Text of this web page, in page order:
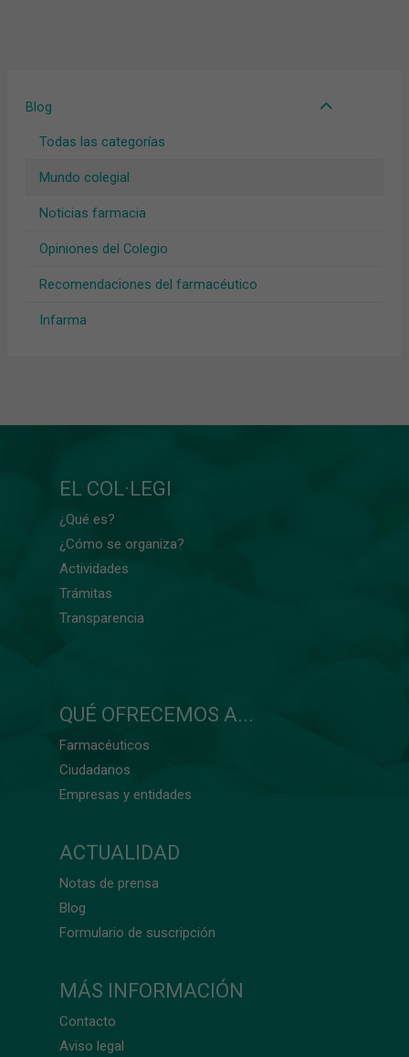
Blog
Todas las categorías
Mundo colegial
Noticias farmacia
Opiniones del Colegio
Recomendaciones del farmacéutico
Infarma
EL COL·LEGI
¿Qué es?
¿Cómo se organiza?
Actividades
Trámitas
Transparencia
QUÉ OFRECEMOS A...
Farmacéuticos
Ciudadanos
Empresas y entidades
ACTUALIDAD
Notas de prensa
Blog
Formulario de suscripción
MÁS INFORMACIÓN
Contacto
Aviso legal